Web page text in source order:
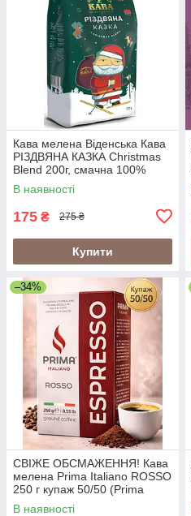
Кава мелена Віденська Кава
РІЗДВЯНА КАЗКА Christmas
Blend 200г, смачна 100%
арабіка
В наявності
175 ₴ 275 ₴
Купити
–34%
СВІЖЕ ОБСМАЖЕННЯ! Кава
мелена Prima Italiano ROSSO
250 г купаж 50/50 (Prima
Italiano Espresso Rosso)
В наявності